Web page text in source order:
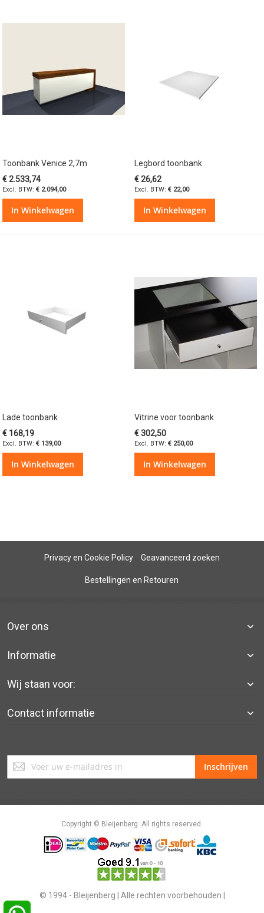
Toonbank Venice 2,7m
€ 2.533,74
€ 2.094,00
In Winkelwagen
Legbord toonbank
€ 26,62
€ 22,00
In Winkelwagen
Lade toonbank
€ 168,19
€ 139,00
In Winkelwagen
Vitrine voor toonbank
€ 302,50
€ 250,00
In Winkelwagen
Privacy en Cookie Policy Geavanceerd zoeken
Bestellingen en Retouren
Over ons
Informatie
Wij staan voor:
Contact informatie
Abonneer
nieuwsbrief
Inschrijven
Copyright © Bleijenberg. All rights reserved.
© 1994 - Bleijenberg | Alle rechten voorbehouden |